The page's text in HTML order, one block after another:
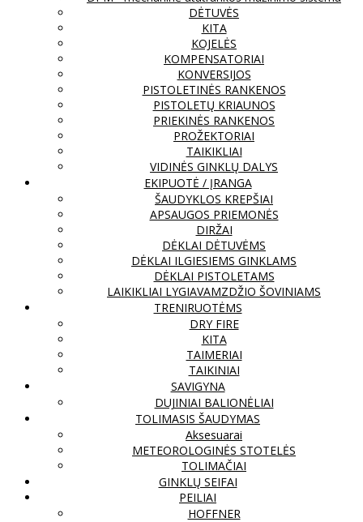
DĖTUVĖS
KITA
KOJELĖS
KOMPENSATORIAI
KONVERSIJOS
PISTOLETINĖS RANKENOS
PISTOLETŲ KRIAUNOS
PRIEKINĖS RANKENOS
PROŽEKTORIAI
TAIKIKLIAI
VIDINĖS GINKLŲ DALYS
EKIPUOTĖ / ĮRANGA
ŠAUDYKLOS KREPŠIAI
APSAUGOS PRIEMONĖS
DIRŽAI
DĖKLAI DĖTUVĖMS
DĖKLAI ILGIESIEMS GINKLAMS
DĖKLAI PISTOLETAMS
LAIKIKLIAI LYGIAVAMZDŽIO ŠOVINIAMS
TRENIRUOTĖMS
DRY FIRE
KITA
TAIMERIAI
TAIKINIAI
SAVIGYNA
DUJINIAI BALIONĖLIAI
TOLIMASIS ŠAUDYMAS
Aksesuarai
METEOROLOGINĖS STOTELĖS
TOLIMAČIAI
GINKLŲ SEIFAI
PEILIAI
HOFFNER